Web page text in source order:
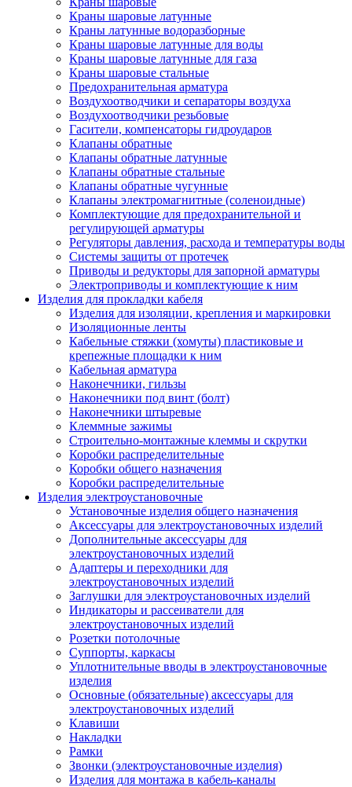
Краны шаровые латунные
Краны латунные водоразборные
Краны шаровые латунные для воды
Краны шаровые латунные для газа
Краны шаровые стальные
Предохранительная арматура
Воздухоотводчики и сепараторы воздуха
Воздухоотводчики резьбовые
Гасители, компенсаторы гидроударов
Клапаны обратные
Клапаны обратные латунные
Клапаны обратные стальные
Клапаны обратные чугунные
Клапаны электромагнитные (соленоидные)
Комплектующие для предохранительной и
регулирующей арматуры
Регуляторы давления, расхода и температуры воды
Системы защиты от протечек
Приводы и редукторы для запорной арматуры
Электроприводы и комплектующие к ним
Изделия для прокладки кабеля
Изделия для изоляции, крепления и маркировки
Изоляционные ленты
Кабельные стяжки (хомуты) пластиковые и
крепежные площадки к ним
Кабельная арматура
Наконечники, гильзы
Наконечники под винт (болт)
Наконечники штыревые
Клеммные зажимы
Строительно-монтажные клеммы и скрутки
Коробки распределительные
Коробки общего назначения
Коробки распределительные
Изделия электроустановочные
Установочные изделия общего назначения
Аксессуары для электроустановочных изделий
Дополнительные аксессуары для
электроустановочных изделий
Адаптеры и переходники для
электроустановочных изделий
Заглушки для электроустановочных изделий
Индикаторы и рассеиватели для
электроустановочных изделий
Розетки потолочные
Суппорты, каркасы
Уплотнительные вводы в электроустановочные
изделия
Основные (обязательные) аксессуары для
электроустановочных изделий
Клавиши
Накладки
Рамки
Звонки (электроустановочные изделия)
Изделия для монтажа в кабель-каналы